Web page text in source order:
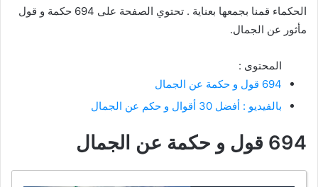
الحكماء قمنا بجمعها بعناية . تحتوي الصفحة على 694 حكمة و قول
مأثور عن الجمال.
المحتوى :
694 قول و حكمة عن الجمال
بالفيديو : أفضل 30 أقوال و حكم عن الجمال
694 قول و حكمة عن الجمال